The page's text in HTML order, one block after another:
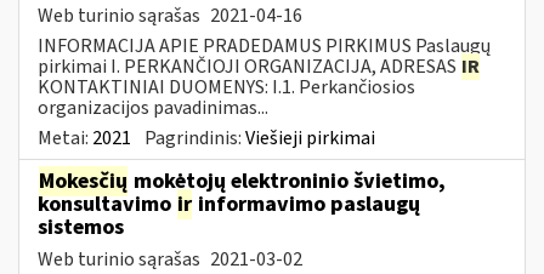
Web turinio sąrašas 2021-04-16
INFORMACIJA APIE PRADEDAMUS PIRKIMUS Paslaugų
pirkimai I. PERKANČIOJI ORGANIZACIJA, ADRESAS IR
KONTAKTINIAI DUOMENYS: I.1. Perkančiosios
organizacijos pavadinimas...
Metai: 2021 Pagrindinis:Viešieji pirkimai
Mokesčių mokėtojų elektroninio švietimo,
konsultavimo ir informavimo paslaugų
sistemos
Web turinio sąrašas 2021-03-02